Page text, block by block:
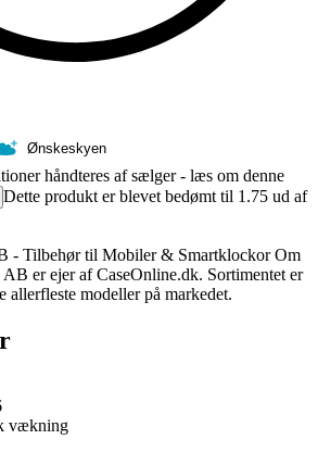
Ønskeskyen
håndteres af sælger - læs om denne
Dette produkt er blevet bedømt til 1.75 ud af
- Tilbehør til Mobiler & Smartklockor Om
er ejer af CaseOnline.dk. Sortimentet er
allerfleste modeller på markedet.
vækning